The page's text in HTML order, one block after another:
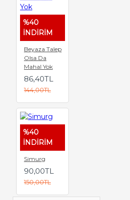
%40
İNDİRİM
Beyaza Talep
Olsa Da
Mahal Yok
86,40TL
144,00TL
%40
İNDİRİM
Simurg
90,00TL
150,00TL